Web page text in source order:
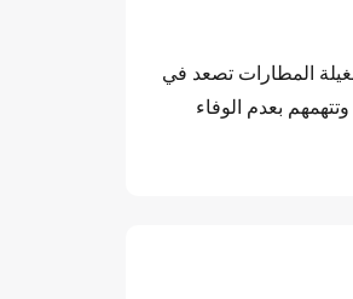
المطارات تصعد في
بعدم الوفاء